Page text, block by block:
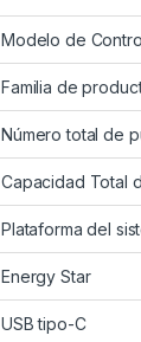
Modelo de
Familia de
Número total de
Capacidad Total
Plataforma del
Energy Star
USB tipo-C